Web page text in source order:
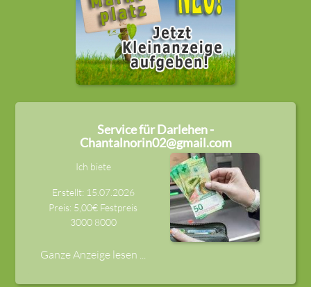
Service für Darlehen -
Chantalnorin02@gmail.com
Ich biete
Erstellt: 15.07.2026
Preis: 5,00€ Festpreis
3000 8000
Ganze Anzeige lesen ...